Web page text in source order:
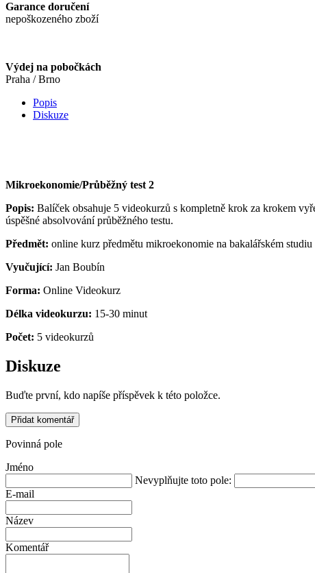
Garance doručení
nepoškozeného zboží
Výdej na pobočkách
Praha / Brno
Popis
Diskuze
Mikroekonomie/Průběžný test 2
Popis: Balíček obsahuje 5 videokurzů s kompletně krok za krokem
úspěšné absolvování průběžného testu.
Předmět: online kurz předmětu mikroekonomie na bakalářském studiu
Vyučující: Jan Boubín
Forma: Online Videokurz
Délka videokurzu: 15-30 minut
Počet: 5 videokurzů
Diskuze
Buďte první, kdo napíše příspěvek k této položce.
Přidat komentář
Povinná pole
Jméno
Nevyplňujte toto pole:
E-mail
Název
Komentář